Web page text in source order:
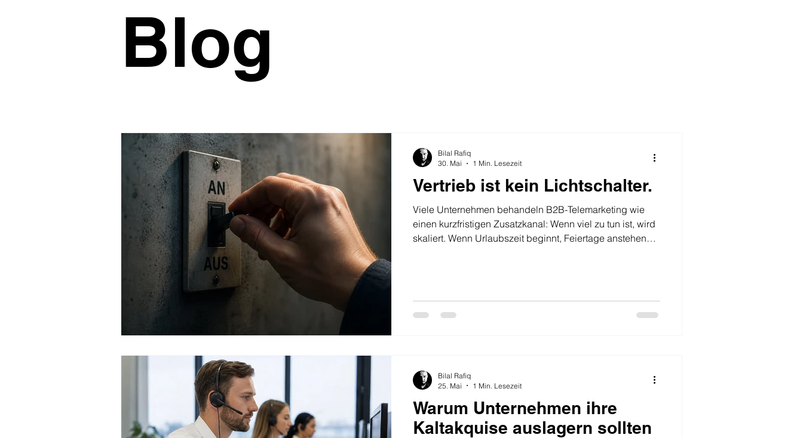
Blog
Vertrieb ist kein Lichtschalter.
Viele Unternehmen behandeln B2B-Telemarketing wie
einen kurzfristigen Zusatzkanal: Wenn viel zu tun ist, wird
skaliert. Wenn Urlaubszeit beginnt, Feiertage anstehen
lebt von Kontinuität, Timing und konsequentem Follow-
Bilal Rafiq
30. Mai
1 Min. Lesezeit
Warum Unternehmen ihre
Kaltakquise auslagern sollten
Bilal Rafiq
25. Mai
1 Min. Lesezeit